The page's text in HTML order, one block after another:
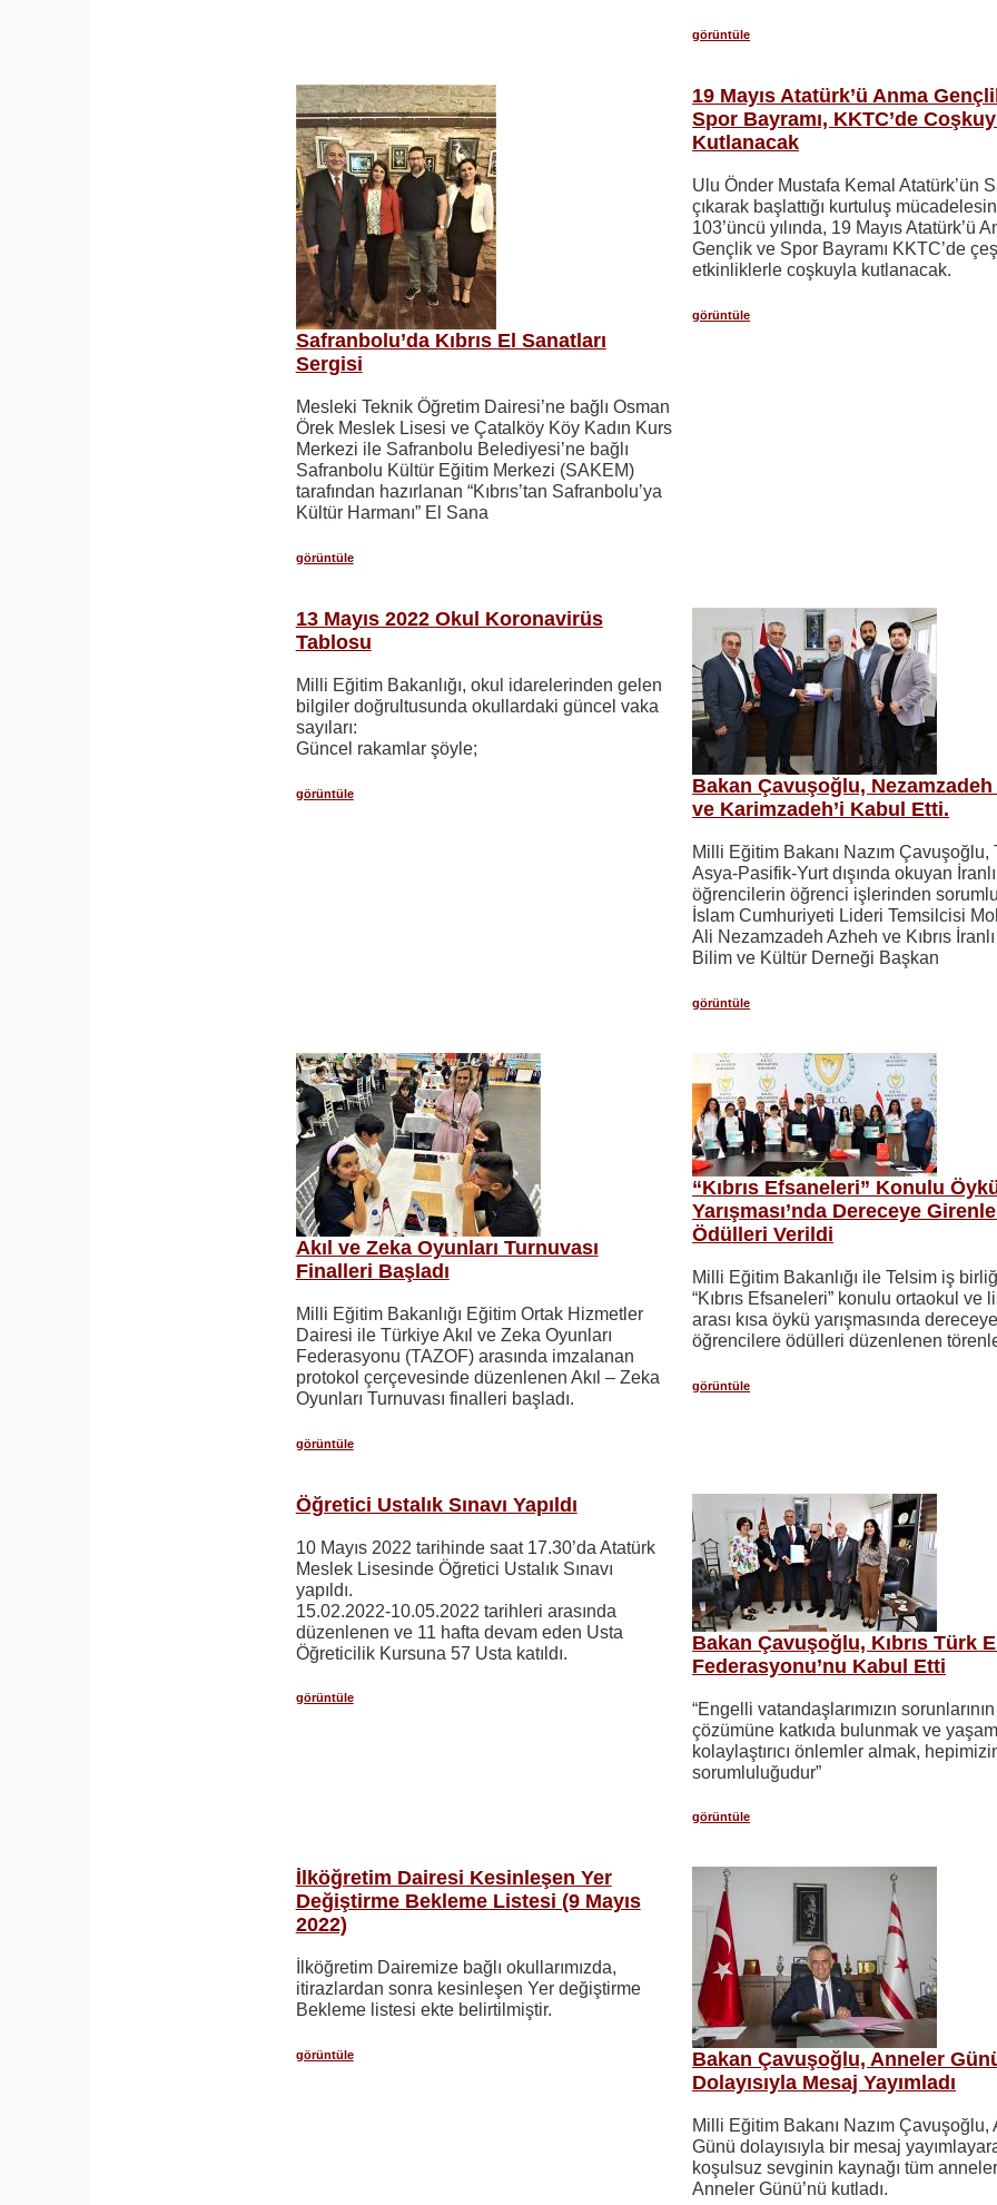
görüntüle
Safranbolu’da Kıbrıs El Sanatları
Sergisi
Mesleki Teknik Öğretim Dairesi’ne bağlı Osman
Örek Meslek Lisesi ve Çatalköy Köy Kadın Kurs
Merkezi ile Safranbolu Belediyesi’ne bağlı
Safranbolu Kültür Eğitim Merkezi (SAKEM)
tarafından hazırlanan “Kıbrıs’tan Safranbolu’ya
Kültür Harmanı” El Sana
görüntüle
19 Mayıs Atatürk’ü Anma
Spor Bayramı, KKTC’de
Kutlanacak
Ulu Önder Mustafa Kemal Atatürk’ün
çıkarak başlattığı kurtuluş
103’üncü yılında, 19 Mayıs Atatürk’ü
Gençlik ve Spor Bayramı KKTC’de
etkinliklerle coşkuyla kutlanacak.
görüntüle
13 Mayıs 2022 Okul Koronavirüs
Tablosu
Milli Eğitim Bakanlığı, okul idarelerinden gelen
bilgiler doğrultusunda okullardaki güncel vaka
sayıları:
Güncel rakamlar şöyle;
görüntüle
Bakan Çavuşoğlu, Nezamzadeh
ve Karimzadeh’i Kabul Etti.
Milli Eğitim Bakanı Nazım Çavuşoğlu,
Asya-Pasifik-Yurt dışında okuyan İranlı
öğrencilerin öğrenci işlerinden
İslam Cumhuriyeti Lideri Temsilcisi
Ali Nezamzadeh Azheh ve Kıbrıs
Bilim ve Kültür Derneği Başkan
görüntüle
Akıl ve Zeka Oyunları Turnuvası
Finalleri Başladı
Milli Eğitim Bakanlığı Eğitim Ortak Hizmetler
Dairesi ile Türkiye Akıl ve Zeka Oyunları
Federasyonu (TAZOF) arasında imzalanan
protokol çerçevesinde düzenlenen Akıl – Zeka
Oyunları Turnuvası finalleri başladı.
görüntüle
“Kıbrıs Efsaneleri” Konulu
Yarışması’nda Dereceye
Ödülleri Verildi
Milli Eğitim Bakanlığı ile Telsim iş
“Kıbrıs Efsaneleri” konulu ortaokul ve
arası kısa öykü yarışmasında
öğrencilere ödülleri düzenlenen
görüntüle
Öğretici Ustalık Sınavı Yapıldı
10 Mayıs 2022 tarihinde saat 17.30’da Atatürk
Meslek Lisesinde Öğretici Ustalık Sınavı
yapıldı.
15.02.2022-10.05.2022 tarihleri arasında
düzenlenen ve 11 hafta devam eden Usta
Öğreticilik Kursuna 57 Usta katıldı.
görüntüle
Bakan Çavuşoğlu, Kıbrıs Türk
Federasyonu’nu Kabul Etti
“Engelli vatandaşlarımızın sorunlarının
çözümüne katkıda bulunmak ve
kolaylaştırıcı önlemler almak,
sorumluluğudur”
görüntüle
İlköğretim Dairesi Kesinleşen Yer
Değiştirme Bekleme Listesi (9 Mayıs
2022)
İlköğretim Dairemize bağlı okullarımızda,
itirazlardan sonra kesinleşen Yer değiştirme
Bekleme listesi ekte belirtilmiştir.
görüntüle
Bakan Çavuşoğlu, Anneler
Dolayısıyla Mesaj Yayımladı
Milli Eğitim Bakanı Nazım Çavuşoğlu,
Günü dolayısıyla bir mesaj
koşulsuz sevginin kaynağı tüm
Anneler Günü’nü kutladı.